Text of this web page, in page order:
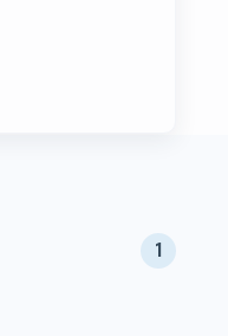
1